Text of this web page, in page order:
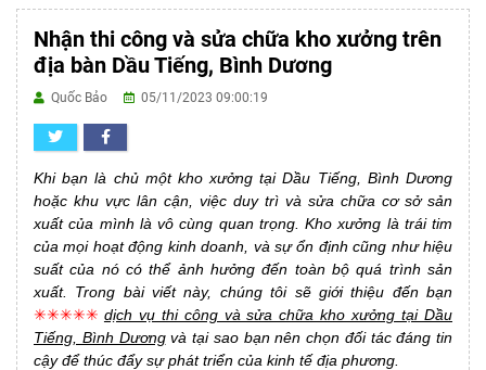
Nhận thi công và sửa chữa kho xưởng trên
địa bàn Dầu Tiếng, Bình Dương
Quốc Bảo 05/11/2023 09:00:19
Khi bạn là chủ một kho xưởng tại Dầu Tiếng, Bình Dương
hoặc khu vực lân cận, việc duy trì và sửa chữa cơ sở sản
xuất của mình là vô cùng quan trọng. Kho xưởng là trái tim
của mọi hoạt động kinh doanh, và sự ổn định cũng như hiệu
suất của nó có thể ảnh hưởng đến toàn bộ quá trình sản
xuất. Trong bài viết này, chúng tôi sẽ giới thiệu đến bạn
✳✳✳✳✳ dịch vụ thi công và sửa chữa kho xưởng tại Dầu
Tiếng, Bình Dươngvà tại sao bạn nên chọn đối tác đáng tin
cậy để thúc đẩy sự phát triển của kinh tế địa phương.